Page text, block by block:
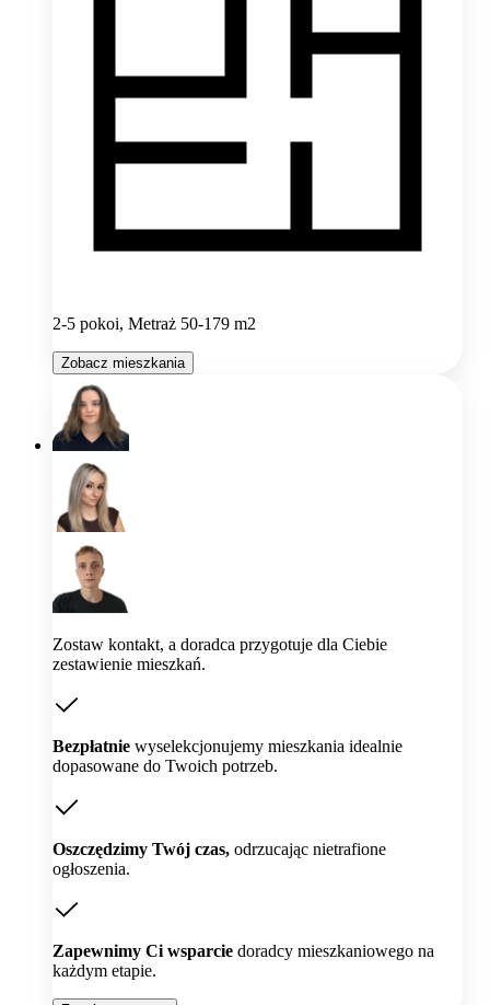
2-5 pokoi, Metraż 50-179 m2
Zobacz mieszkania
Zostaw kontakt, a doradca przygotuje dla Ciebie
zestawienie mieszkań.
Bezpłatnie wyselekcjonujemy mieszkania idealnie
dopasowane do Twoich potrzeb.
Oszczędzimy Twój czas, odrzucając nietrafione
ogłoszenia.
Zapewnimy Ci wsparcie doradcy mieszkaniowego na
każdym etapie.